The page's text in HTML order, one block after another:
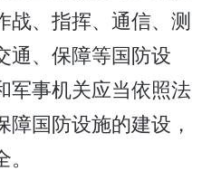
战、指挥、通信、测
通、保障等国防设
军事机关应当依照法
国防设施的建设，